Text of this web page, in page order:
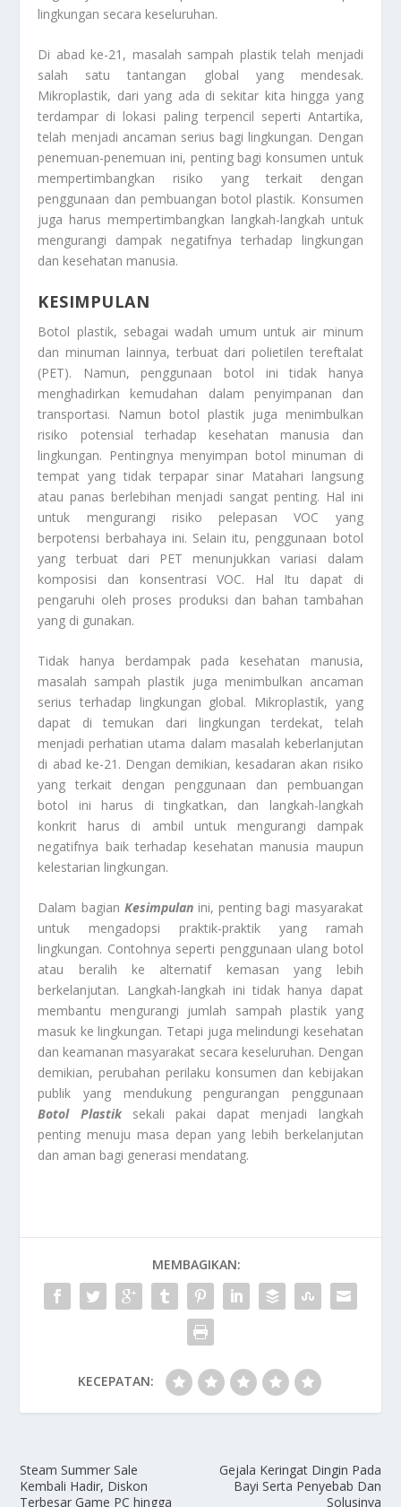
lingkungan secara keseluruhan.
Di abad ke-21, masalah sampah plastik telah menjadi
salah satu tantangan global yang mendesak.
Mikroplastik, dari yang ada di sekitar kita hingga yang
terdampar di lokasi paling terpencil seperti Antartika,
telah menjadi ancaman serius bagi lingkungan. Dengan
penemuan-penemuan ini, penting bagi konsumen untuk
mempertimbangkan risiko yang terkait dengan
penggunaan dan pembuangan botol plastik. Konsumen
juga harus mempertimbangkan langkah-langkah untuk
mengurangi dampak negatifnya terhadap lingkungan
dan kesehatan manusia.
KESIMPULAN
Botol plastik, sebagai wadah umum untuk air minum
dan minuman lainnya, terbuat dari polietilen tereftalat
(PET). Namun, penggunaan botol ini tidak hanya
menghadirkan kemudahan dalam penyimpanan dan
transportasi. Namun botol plastik juga menimbulkan
risiko potensial terhadap kesehatan manusia dan
lingkungan. Pentingnya menyimpan botol minuman di
tempat yang tidak terpapar sinar Matahari langsung
atau panas berlebihan menjadi sangat penting. Hal ini
untuk mengurangi risiko pelepasan VOC yang
berpotensi berbahaya ini. Selain itu, penggunaan botol
yang terbuat dari PET menunjukkan variasi dalam
komposisi dan konsentrasi VOC. Hal Itu dapat di
pengaruhi oleh proses produksi dan bahan tambahan
yang di gunakan.
Tidak hanya berdampak pada kesehatan manusia,
masalah sampah plastik juga menimbulkan ancaman
serius terhadap lingkungan global. Mikroplastik, yang
dapat di temukan dari lingkungan terdekat, telah
menjadi perhatian utama dalam masalah keberlanjutan
di abad ke-21. Dengan demikian, kesadaran akan risiko
yang terkait dengan penggunaan dan pembuangan
botol ini harus di tingkatkan, dan langkah-langkah
konkrit harus di ambil untuk mengurangi dampak
negatifnya baik terhadap kesehatan manusia maupun
kelestarian lingkungan.
Dalam bagian Kesimpulanini, penting bagi masyarakat
untuk mengadopsi praktik-praktik yang ramah
lingkungan. Contohnya seperti penggunaan ulang botol
atau beralih ke alternatif kemasan yang lebih
berkelanjutan. Langkah-langkah ini tidak hanya dapat
membantu mengurangi jumlah sampah plastik yang
masuk ke lingkungan. Tetapi juga melindungi kesehatan
dan keamanan masyarakat secara keseluruhan. Dengan
demikian, perubahan perilaku konsumen dan kebijakan
publik yang mendukung pengurangan penggunaan
Botol Plastiksekali pakai dapat menjadi langkah
penting menuju masa depan yang lebih berkelanjutan
dan aman bagi generasi mendatang.
MEMBAGIKAN:
KECEPATAN:
Steam Summer Sale
Kembali Hadir, Diskon
Terbesar Game PC hingga
Gejala Keringat Dingin Pada
Bayi Serta Penyebab Dan
Solusinya